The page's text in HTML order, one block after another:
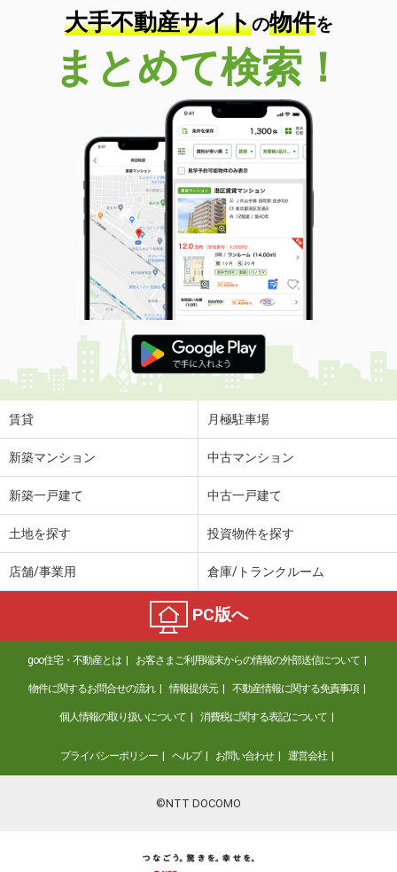
間取り
3LDK
静岡県伊東市富戸
価 格
280万円
静岡県伊東市富戸
68.86m²
間取り
3LDK
静岡県静岡市葵区上足洗３丁目
価 格
2,480万円
住 所
静岡県静岡市葵区上足洗３丁目
専有面積 92.38m²
間取り
4LDK
静岡県静岡市葵区鷹匠２丁目
価 格
4,690万円
住 所
静岡県静岡市葵区鷹匠２丁目
専有面積
静岡県静岡市葵区川合３丁目
2,390万円
住 所
静岡県磐田市今之浦３
専有面積 68.7m²
間取り
3LDK
静岡県熱海市紅葉ガ丘町
価 格
148万円
住 所
静岡県熱海市紅葉ガ丘町
34.92m²
大手不動産サイトの物件を
まとめて検索！
賃貸 月極駐車場
新築マンション 中古マンション
新築一戸建て 中古一戸建て
土地を探す 投資物件を探す
店舗/事業用 倉庫/トランクルーム
PC版へ
goo住宅・不動産とは お客さまご利用端末からの情報の外部送信について
物件に関するお問合せの流れ 情報提供元 不動産情報に関する免責事項
個人情報の取り扱いについて 消費税に関する表記について
プライバシーポリシー ヘルプ お問い合わせ 運営会社
©NTT DOCOMO